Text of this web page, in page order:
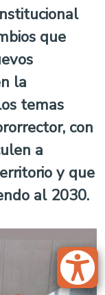
que
la
temas
con
a
y que
al 2030.